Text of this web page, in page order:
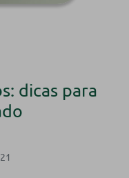
dicas para